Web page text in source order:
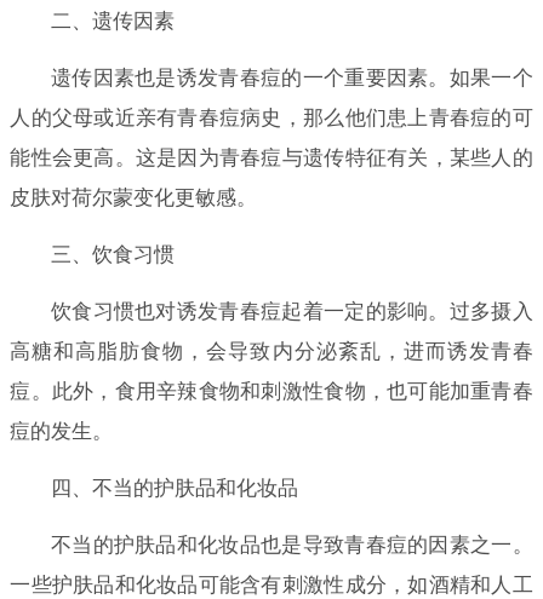
二、遗传因素
遗传因素也是诱发青春痘的一个重要因素。如果一个
人的父母或近亲有青春痘病史，那么他们患上青春痘的可
能性会更高。这是因为青春痘与遗传特征有关，某些人的
皮肤对荷尔蒙变化更敏感。
三、饮食习惯
饮食习惯也对诱发青春痘起着一定的影响。过多摄入
高糖和高脂肪食物，会导致内分泌紊乱，进而诱发青春
痘。此外，食用辛辣食物和刺激性食物，也可能加重青春
痘的发生。
四、不当的护肤品和化妆品
不当的护肤品和化妆品也是导致青春痘的因素之一。
一些护肤品和化妆品可能含有刺激性成分，如酒精和人工